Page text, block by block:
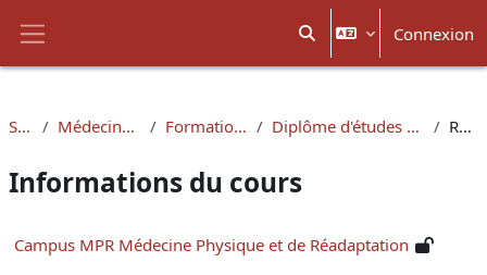
Activer/désactiver la
Connexion
Santé Médecine - Lyon-Est Formation continue Diplôme d'études supérieures (DES) Résumé
Informations du cours
Campus MPR Médecine Physique et de Réadaptation